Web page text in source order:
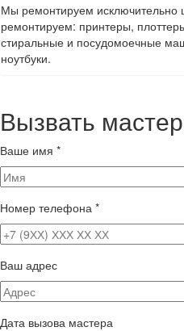
Мы ремонтируем исключительно
ремонтируем: принтеры,
стиральные и посудомоечные
ноутбуки.
Вызвать
Ваше имя *
Номер телефона *
Ваш адрес
Дата вызова мастера